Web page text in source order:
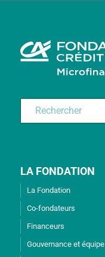
LA FONDATION
La Fondation
Co-fondateurs
Financeurs
Gouvernance et équipe